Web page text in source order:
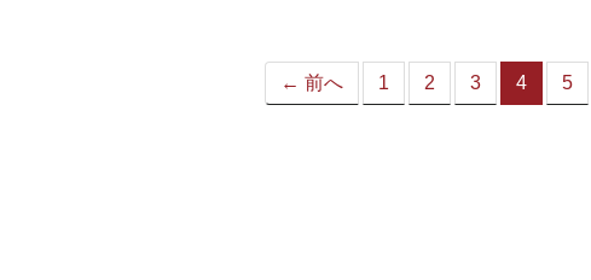
ジ）
← 前へ 1 2 3 4
（こ
5